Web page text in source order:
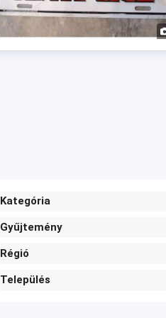
Kategória
Gyűjtemény
Régió
Település